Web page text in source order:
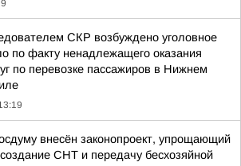
СКР возбуждено уголовное
по факту ненадлежащего оказания
по перевозке пассажиров в Нижнем
внесён законопроект, упрощающий
СНТ и передачу бесхозяйной